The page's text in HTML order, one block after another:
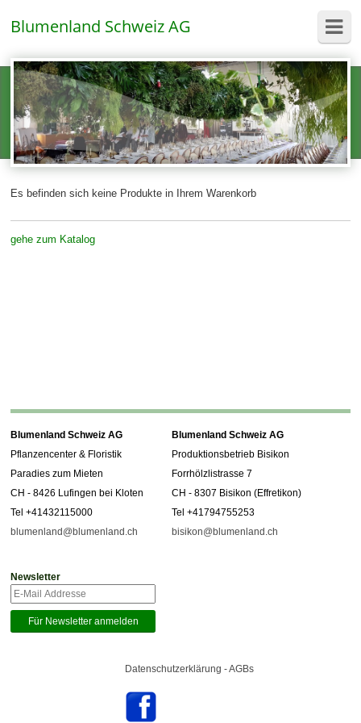
Blumenland Schweiz AG
Es befinden sich keine Produkte in Ihrem Warenkorb
gehe zum Katalog
Blumenland Schweiz AG
Pflanzencenter & Floristik
Paradies zum Mieten
CH - 8426 Lufingen bei Kloten
Tel +41432115000
blumenland@blumenland.ch
Blumenland Schweiz AG
Produktionsbetrieb Bisikon
Forrhölzlistrasse 7
CH - 8307 Bisikon (Effretikon)
Tel +41794755253
bisikon@blumenland.ch
Newsletter
Datenschutzerklärung - AGBs